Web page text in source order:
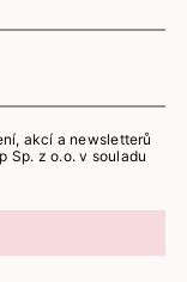
akcí a newsletterů
Sp. z o.o. v souladu